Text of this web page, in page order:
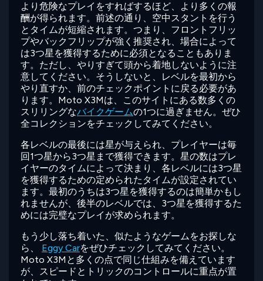
より危険なプレイをすればするほど、より多くの報
酬が得られます。前述の通り、空中スタントを行う
とタイムが短縮されます。つまり、フロントフリッ
プやバックフリップが強く推奨され、場合によって
は3つ星を獲得するために必須となることもありま
す。ただし、やりすぎて頭から着地しないように注
意してください。そうしないと、レベルを最初から
やり直すか、前のチェックポイントに戻る必要があ
ります。Moto X3Mは、このサイトにある数多くの
スリリングなバイクゲームの1つに過ぎません。ぜひ
全コレクションをチェックしてみてください。
各レベルの最後には星が与えられ、プレイヤーは毎
回1つ星から3つ星まで獲得できます。星の数はプレ
イヤーのタイムによって決まり、各レベルには3つ星
を獲得するための定められたタイムが設定されてい
ます。最初のうちは3つ星を獲得するのは簡単かもし
れませんが、後半のレベルでは、3つ星を獲得するた
めには完璧なプレイが求められます。
もう少し落ち着いた、似たようなゲームをお探しな
ら、 Eggy Carをぜひチェックしてみてください。
Moto X3Mと多くの点で同じ仕組みを備えています
が、スピードとトリックのコントロールに重点が置